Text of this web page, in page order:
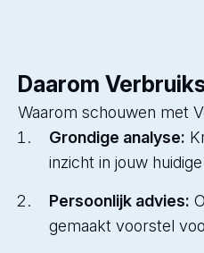
Daarom
Waarom schouwen met
Grondige analyse:
inzicht in jouw
Persoonlijk advies:
gemaakt voorstel